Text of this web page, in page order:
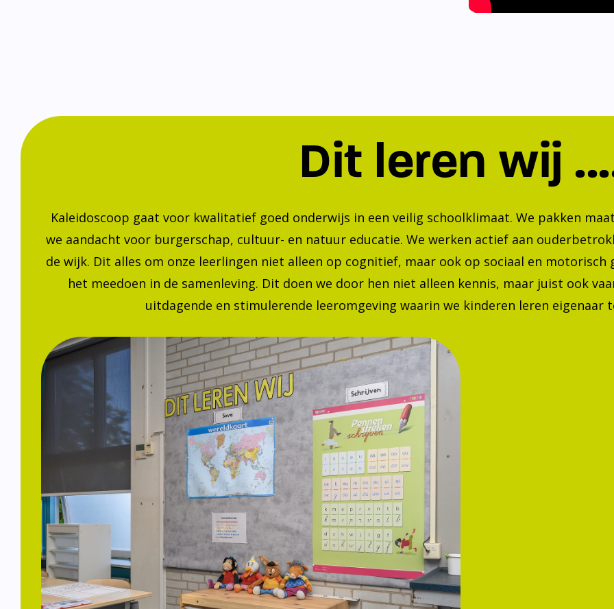
Dit leren wij
Kaleidoscoop gaat voor kwalitatief goed onderwijs in een veilig schoolklimaat. We pakken
we aandacht voor burgerschap, cultuur- en natuur educatie. We werken actief aan
de wijk. Dit alles om onze leerlingen niet alleen op cognitief, maar ook op sociaal en
het meedoen in de samenleving. Dit doen we door hen niet alleen kennis, maar juist ook
uitdagende en stimulerende leeromgeving waarin we kinderen leren eigenaar